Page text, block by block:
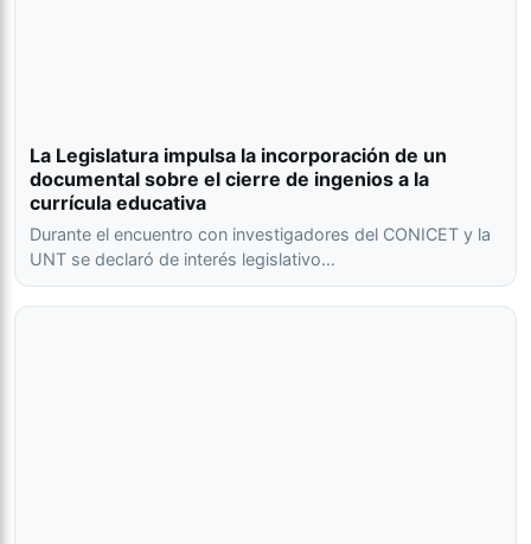
La Legislatura impulsa la incorporación de un
documental sobre el cierre de ingenios a la
currícula educativa
Durante el encuentro con investigadores del CONICET y la
UNT se declaró de interés legislativo…